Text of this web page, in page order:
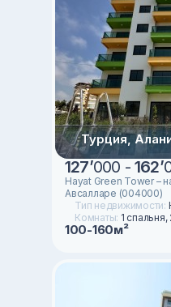
Турция,
127’000 -162’
Hayat Green Tower –
Авсалларе (004000)
Тип недвижимости:
Комнаты: 1 спальня,
100-160м²